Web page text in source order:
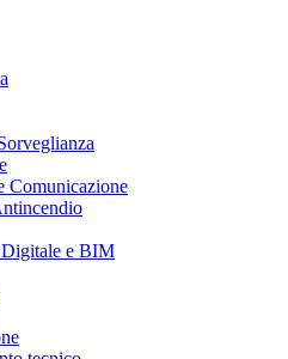
Comunicazione
e BIM